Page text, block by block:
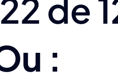
de
: